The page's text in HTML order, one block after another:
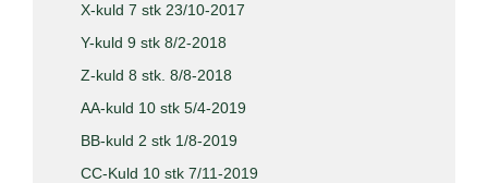
X-kuld 7 stk 23/10-2017
Y-kuld 9 stk 8/2-2018
Z-kuld 8 stk. 8/8-2018
AA-kuld 10 stk 5/4-2019
BB-kuld 2 stk 1/8-2019
CC-Kuld 10 stk 7/11-2019